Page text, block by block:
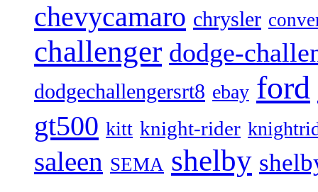
chevycamaro chrysler
challenger dodge-
dodgechallengersrt8 ebay ford
gt500 kitt knight-rider
saleen SEMA shelby